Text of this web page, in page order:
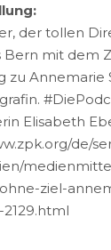
der tollen
Bern mit dem
zu Annemarie
Elisabeth
de/
ziel-